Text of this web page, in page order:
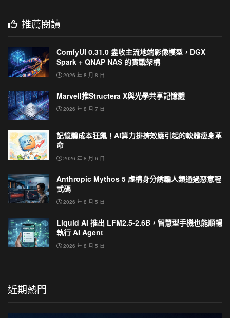
推薦閱讀
ComfyUI 0.31.0 盡收主流地端影像模型，DGX
Spark + QNAP NAS 的實戰架構
2026 年 8 月 8 日
Marvell推Structera X與光學共享記憶體
2026 年 8 月 7 日
記憶體成本狂飆！AI算力排擠效應引起的軟體瘦身革
命
2026 年 8 月 6 日
Anthropic Mythos 5 虛構身分誘騙人類通過惡意程
式碼
2026 年 8 月 5 日
Liquid AI 推出 LFM2.5-2.6B，智慧型手機也能順暢
執行 AI Agent
2026 年 8 月 5 日
近期熱門